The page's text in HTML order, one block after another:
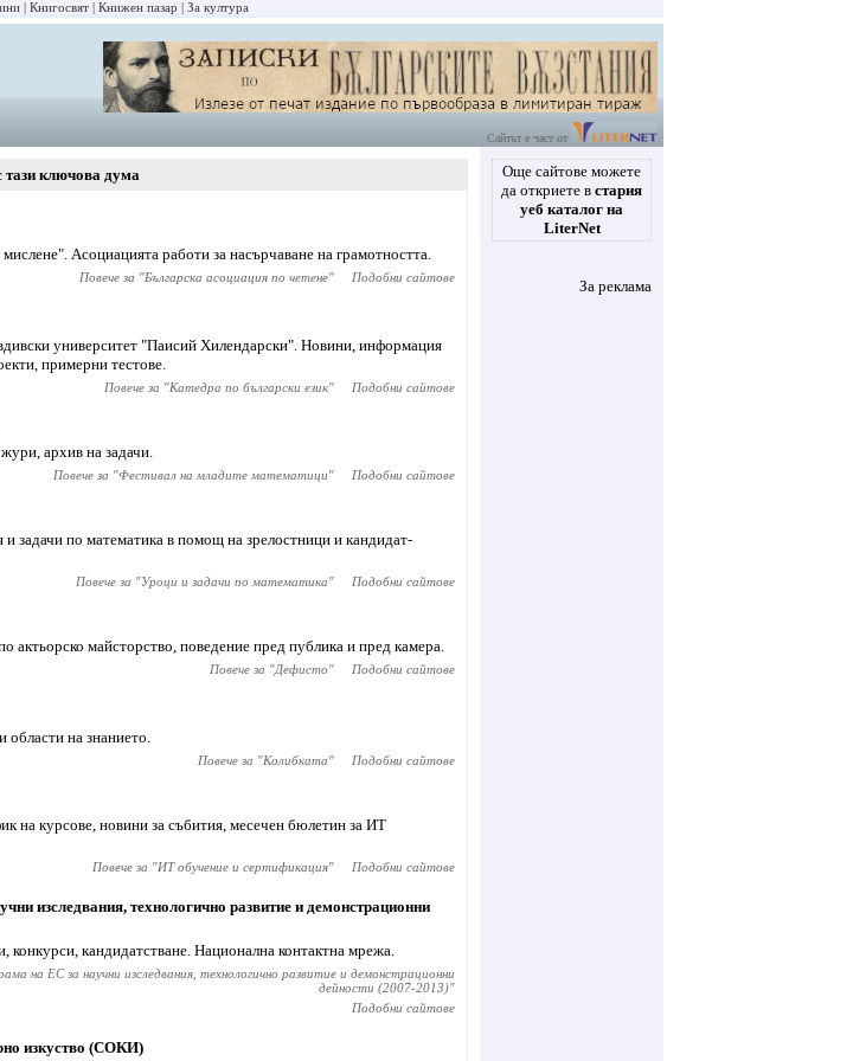
Книгосвят Книжен пазар За култура
Сайтът е част от
тази ключова дума
Асоциацията работи за насърчаване на грамотността.
Повече за "Българска асоциация по четене" Подобни сайтове
университет "Паисий Хилендарски". Новини, информация
примерни тестове.
Повече за "Катедра по български език" Подобни сайтове
архив на задачи.
Повече за "Фестивал на младите математици" Подобни сайтове
задачи по математика в помощ на зрелостници и кандидат-
Повече за "Уроци и задачи по математика" Подобни сайтове
актьорско майсторство, поведение пред публика и пред камера.
Повече за "Дефисто" Подобни сайтове
области на знанието.
Повече за "Колибката" Подобни сайтове
на курсове, новини за събития, месечен бюлетин за ИТ
Повече за "ИТ обучение и сертификация" Подобни сайтове
изследвания, технологично развитие и демонстрационни
конкурси, кандидатстване. Национална контактна мрежа.
на ЕС за научни изследвания, технологично развитие и демонстрационни
дейности (2007-2013)"
Подобни сайтове
изкуство (СОКИ)
Още сайтове можете
да откриете в стария
уеб каталог на
LiterNet
За реклама